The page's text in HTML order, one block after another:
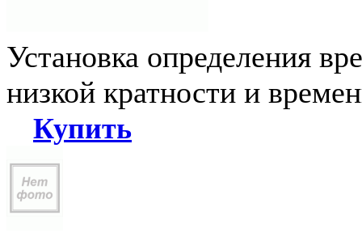
Установка определения
низкой кратности и
Купить